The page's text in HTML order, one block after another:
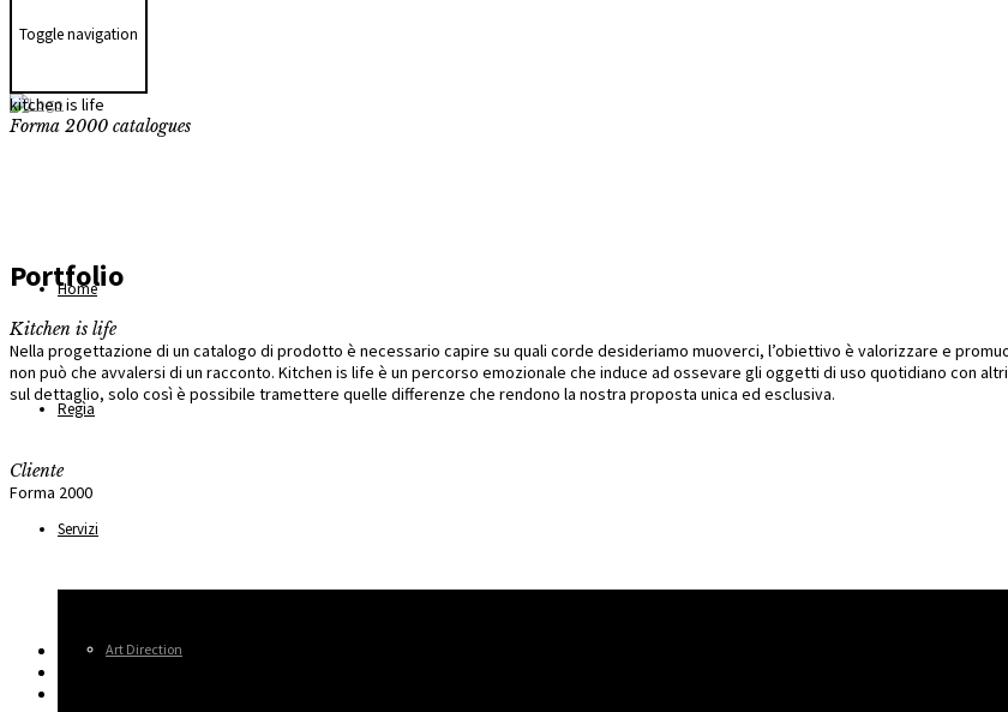
Toggle navigation
Home
Regìa
Servizi
Art Direction
kitchen is life
Forma 2000 catalogues
Portfolio
Kitchen is life
Nella progettazione di un catalogo di prodotto è necessario capire su quali corde desideriamo muoverci, l’obiettivo è valorizzare e
non può che avvalersi di un racconto. Kitchen is life è un percorso emozionale che induce ad ossevare gli oggetti di uso quotidiano con
sul dettaglio, solo così è possibile tramettere quelle differenze che rendono la nostra proposta unica ed esclusiva.
Cliente
Forma 2000